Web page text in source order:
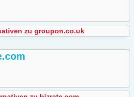
zu groupon.co.uk